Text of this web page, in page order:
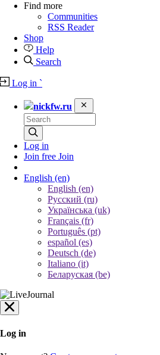
Find more
Communities
RSS Reader
Shop
Help
Search
Log in `
nickfw.ru
Log in
Join free Join
English (en)
English (en)
Русский (ru)
Українська (uk)
Français (fr)
Português (pt)
español (es)
Deutsch (de)
Italiano (it)
Беларуская (be)
Log in